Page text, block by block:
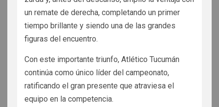
un remate de derecha, completando un primer
tiempo brillante y siendo una de las grandes
figuras del encuentro.
Con este importante triunfo, Atlético Tucumán
continúa como único líder del campeonato,
ratificando el gran presente que atraviesa el
equipo en la competencia.